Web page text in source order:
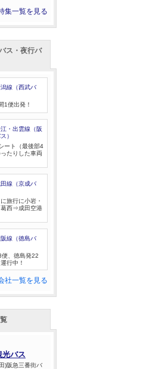
集一覧を見る
ス・夜行バ
線（西武バ
1便出発！
・出雲線（阪
）
ート（最後部4
たりした車両
線（京成バ
旅行に小岩・
葛西⇒成田空港
線（徳島バ
便、徳島発22
行中！
社一覧を見る
光バス
)阪急三番街バ